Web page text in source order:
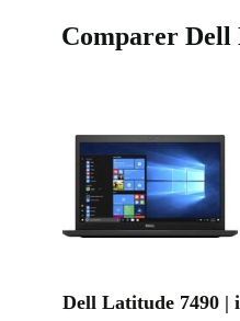
Comparer Dell
Dell Latitude 7490 |